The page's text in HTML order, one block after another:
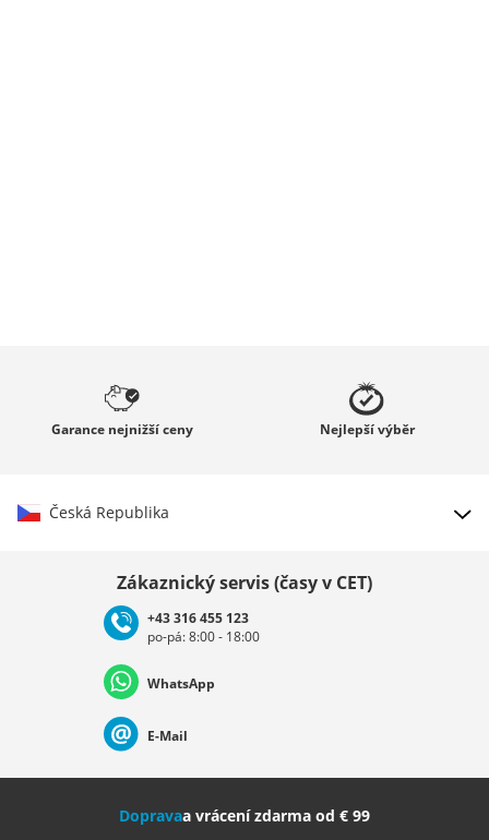
Garance nejnižší ceny Nejlepšívýběr
Česká Republika
Deutschland Österreich
Nederland Italia (Italiano) Italien (Deutsch)
Zákaznický servis (časy v CET)
+43 316 455 123
po-pá: 8:00 - 18:00
WhatsApp
E-Mail
Dopravaa vrácení zdarma od € 99